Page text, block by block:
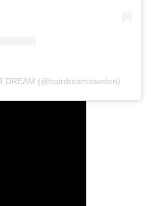
DREAM (@hairdreamsweden)